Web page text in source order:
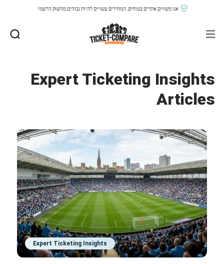
אנו משווים אתרים בטוחים, המחירים עשויים להיות גבוהים מהשוק הרשמי.
Expert Ticketing Insights
Articles
Expert Ticketing Insights